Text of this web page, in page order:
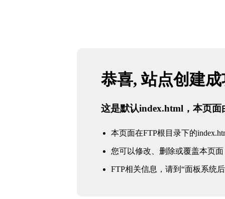
恭喜, 站点创建
这是默认index.html，本页面
本页面在FTP根目录下的
您可以修改、删除或覆盖本页面
FTP相关信息，请到“面板系统